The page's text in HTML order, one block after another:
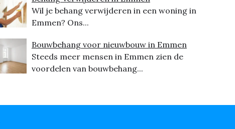
Wil je behang verwijderen in een woning in
Emmen? Ons...
Bouwbehang voor nieuwbouw in Emmen
Steeds meer mensen in Emmen zien de
voordelen van bouwbehang...